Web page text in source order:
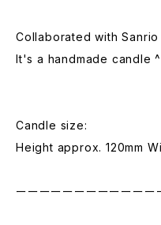
Collaborated with Sanrio
It's a handmade candle
Candle size:
Height approx. 120mm
ーーーーーーーーーーーー